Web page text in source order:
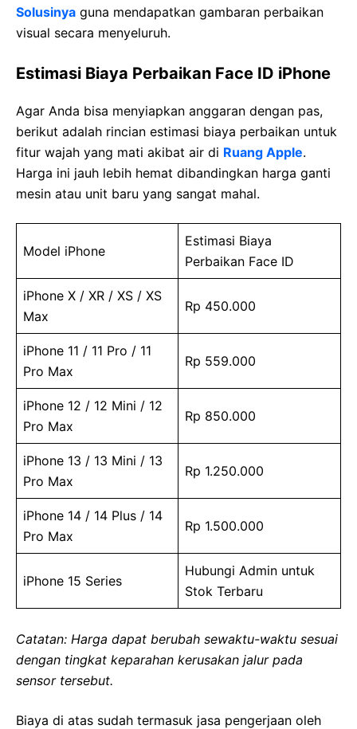
Solusinya guna mendapatkan gambaran perbaikan
visual secara menyeluruh.
Estimasi Biaya Perbaikan Face ID iPhone
Agar Anda bisa menyiapkan anggaran dengan pas,
berikut adalah rincian estimasi biaya perbaikan untuk
fitur wajah yang mati akibat air di Ruang Apple.
Harga ini jauh lebih hemat dibandingkan harga ganti
mesin atau unit baru yang sangat mahal.
Model iPhone
Estimasi Biaya
Perbaikan Face ID
iPhone X / XR / XS / XS
Max
Rp 450.000
iPhone 11 / 11 Pro / 11
Pro Max
Rp 559.000
iPhone 12 / 12 Mini / 12
Pro Max
Rp 850.000
iPhone 13 / 13 Mini / 13
Pro Max
Rp 1.250.000
iPhone 14 / 14 Plus / 14
Pro Max
Rp 1.500.000
iPhone 15 Series
Hubungi Admin untuk
Stok Terbaru
Catatan: Harga dapat berubah sewaktu-waktu sesuai
dengan tingkat keparahan kerusakan jalur pada
sensor tersebut.
Biaya di atas sudah termasuk jasa pengerjaan oleh